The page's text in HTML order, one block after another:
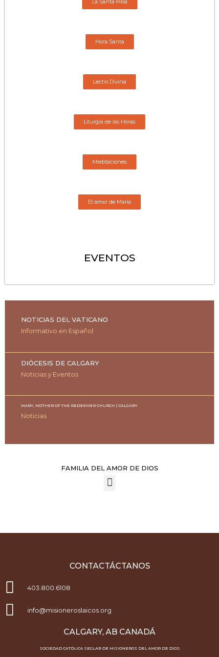
La Santa Misa
Hora Santa
Lectio Divina
Liturgia de las Horas
Meditaciones
El amor de María
EVENTOS
NOTICIAS DEL VATICANO
Informativo en Español
DIÓCESIS DE CALGARY
Noticias y Eventos
MARY, MOTHER OF THE REDEEMER CHURCH | CALGARY
Noticias
FAMILIA DEL AMOR DE DIOS
CONTACTÁCTANOS
403.800.6108
info@misioneroslaicos.org
CALGARY, AB CANADÁ
SOCIEDAD CATÓLICA SEGLAR DE MISIONEROS DEL AMOR DE DIOS